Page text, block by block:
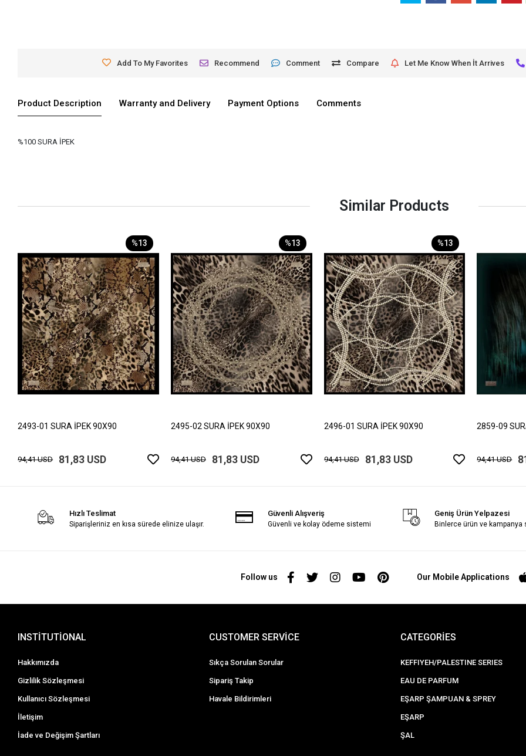
Add To My Favorites Recommend Comment Compare Let Me Know When İt Arrives
Product Description Warranty and Delivery Payment Options Comments
%100 SURA İPEK
Similar Products
%13
2493-01 SURA İPEK 90X90
94,41 USD 81,83 USD
%13
2495-02 SURA İPEK 90X90
94,41 USD 81,83 USD
%13
2496-01 SURA İPEK 90X90
94,41 USD 81,83 USD
2859-09
94,41 USD
Hızlı Teslimat
Siparişleriniz en kısa sürede elinize ulaşır.
Güvenli Alışveriş
Güvenli ve kolay ödeme sistemi
Geniş Ürün Yelpazesi
Binlerce ürün ve kampanya
Follow us Our Mobile Applications
INSTİTUTİONAL
Hakkımızda
Gizlilik Sözleşmesi
Kullanıcı Sözleşmesi
İletişim
İade ve Değişim Şartları
CUSTOMER SERVİCE
Sıkça Sorulan Sorular
Sipariş Takip
Havale Bildirimleri
CATEGORİES
KEFFIYEH/PALESTINE SERIES
EAU DE PARFUM
EŞARP ŞAMPUAN & SPREY
EŞARP
ŞAL